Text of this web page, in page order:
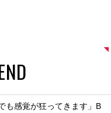
も感覚が狂ってきます」B